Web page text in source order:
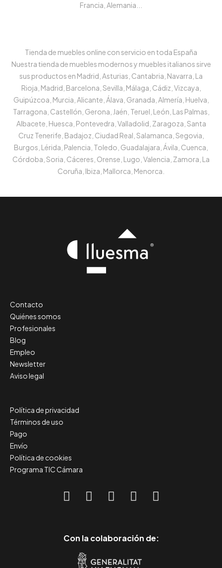
Francia, Alemania...
Tienda de muebles online con servicio en toda España
Nuestra tienda de muebles modernos y muebles italianos sirve
sus productos en Madrid, Asturias, Cantabria, Navarra, La
Rioja, Madrid, Barcelona, Sevilla, Málaga, Cádiz, Vizcaya,
Guipúzcoa, Murcia, Alicante, Álava, Granada, Almería, Huelva,
Tarragona, Castellón, Gerona, Jaén, Teruel, León, Las Palmas,
Albacete, Huesca, Pontevedra, Valladolid, Zaragoza, Santa
Cruz Tenerife, Badajoz, Ciudad Real, Salamanca, Segovia,
Burgos, Lérida, Palencia, Toledo, Guadalajara, Ávila, Cuenca,
Córdoba, Soria, Cáceres, Orense, Lugo, Valencia, Zamora, La
Coruña, Ibiza, Mallorca, Menorca.
Contacto
Quiénes somos
Profesionales
Blog
Empleo
Newsletter
Aviso legal
Política de privacidad
Términos de uso
Pago
Envío
Política de cookies
Programa TIC Cámara
Con la colaboración de: